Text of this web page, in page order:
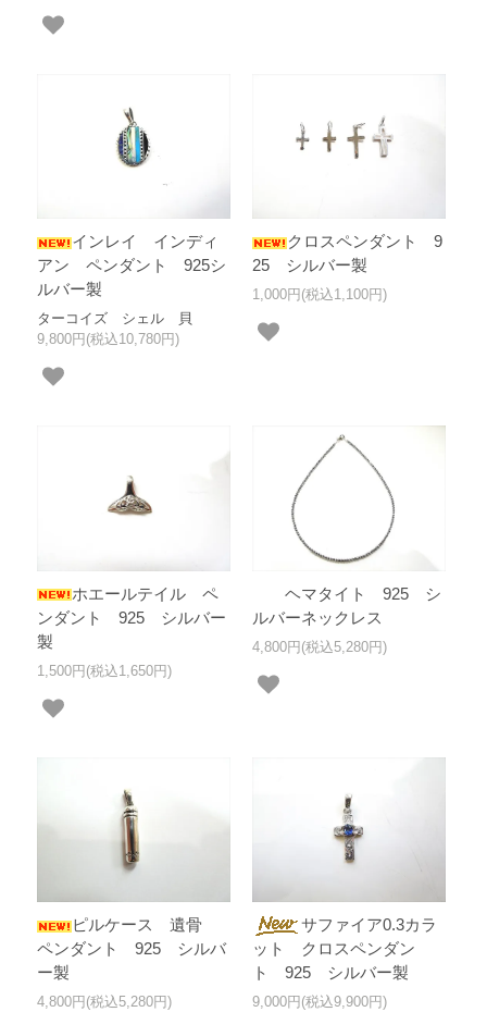
インレイ インディ
アン ペンダント 925シ
ルバー製
ターコイズ シェル 貝
9,800円(税込10,780円)
クロスペンダント 9
25 シルバー製
1,000円(税込1,100円)
ホエールテイル ペ
ンダント 925 シルバー
製
1,500円(税込1,650円)
ヘマタイト 925 シ
ルバーネックレス
4,800円(税込5,280円)
ピルケース 遺骨
ペンダント 925 シルバ
ー製
4,800円(税込5,280円)
サファイア0.3カラ
ット クロスペンダン
ト 925 シルバー製
9,000円(税込9,900円)